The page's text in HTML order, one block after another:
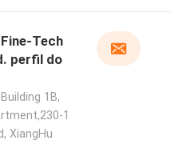
Tech
perfil do
1B,
1
XiangHu